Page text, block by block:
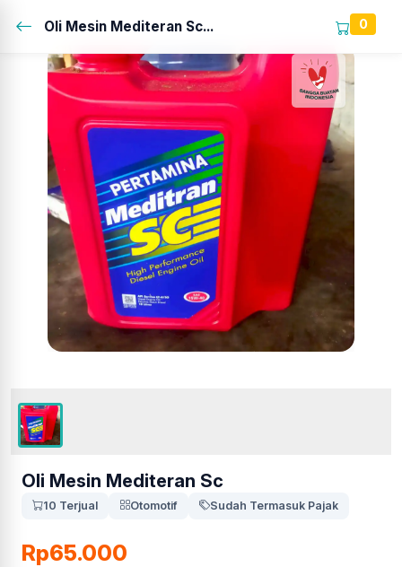
Oli Mesin Mediteran Sc... 0
Oli Mesin Mediteran Sc
10 Terjual Otomotif Sudah Termasuk Pajak
Rp65.000